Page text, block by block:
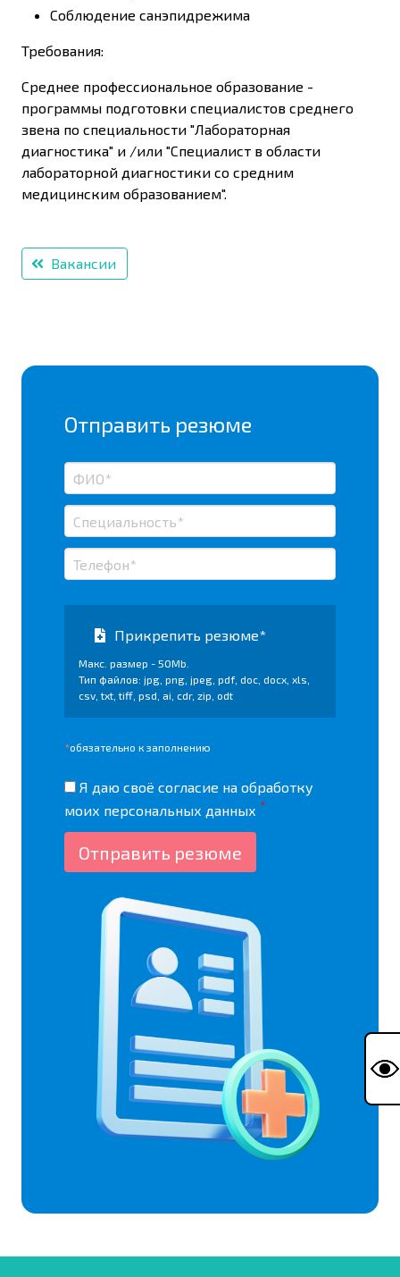
Соблюдение санэпидрежима
Требования:
Среднее профессиональное образование -
программы подготовки специалистов среднего
звена по специальности "Лабораторная
диагностика" и /или "Специалист в области
лабораторной диагностики со средним
медицинским образованием".
Вакансии
Отправить резюме
Прикрепить резюме*
Макс. размер - 50Mb.
Тип файлов: jpg, png, jpeg, pdf, doc, docx, xls,
csv, txt, tiff, psd, ai, cdr, zip, odt
*обязательно к заполнению
Я даю своё согласие на обработку
моих персональных данных *
Отправить резюме